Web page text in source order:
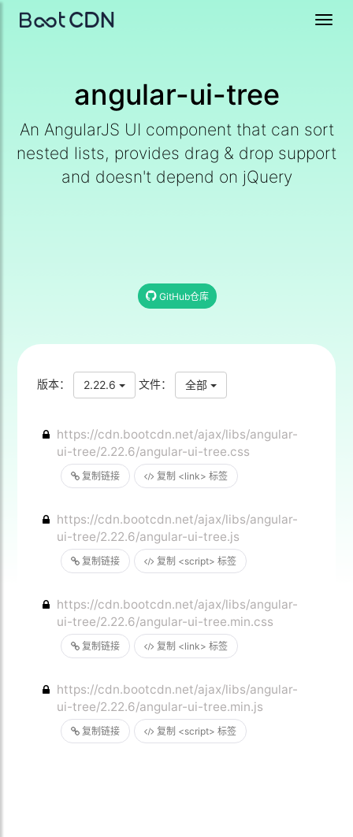
angular-ui-tree
An AngularJS UI component that can sort
nested lists, provides drag & drop support
and doesn't depend on jQuery
GitHub仓库
版本： 2.22.6 文件： 全部
复制链接 复制 <link> 标签
https://cdn.bootcdn.net/ajax/libs/angular-
ui-tree/2.22.6/angular-ui-tree.css
复制链接 复制 <script> 标签
https://cdn.bootcdn.net/ajax/libs/angular-
ui-tree/2.22.6/angular-ui-tree.js
复制链接 复制 <link> 标签
https://cdn.bootcdn.net/ajax/libs/angular-
ui-tree/2.22.6/angular-ui-tree.min.css
复制链接 复制 <script> 标签
https://cdn.bootcdn.net/ajax/libs/angular-
ui-tree/2.22.6/angular-ui-tree.min.js